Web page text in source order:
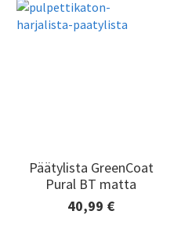
Päätylista GreenCoat
Pural BT matta
40,99 €
Päätylista GreenCoat
Pural BT matta
Lisätiedot ja